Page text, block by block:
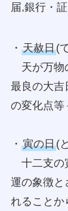
届,銀行・
・ 天赦日(
天が万物
最良の大吉
の変化点等
・ 寅の日(
十二支の
運の象徴と
れることか